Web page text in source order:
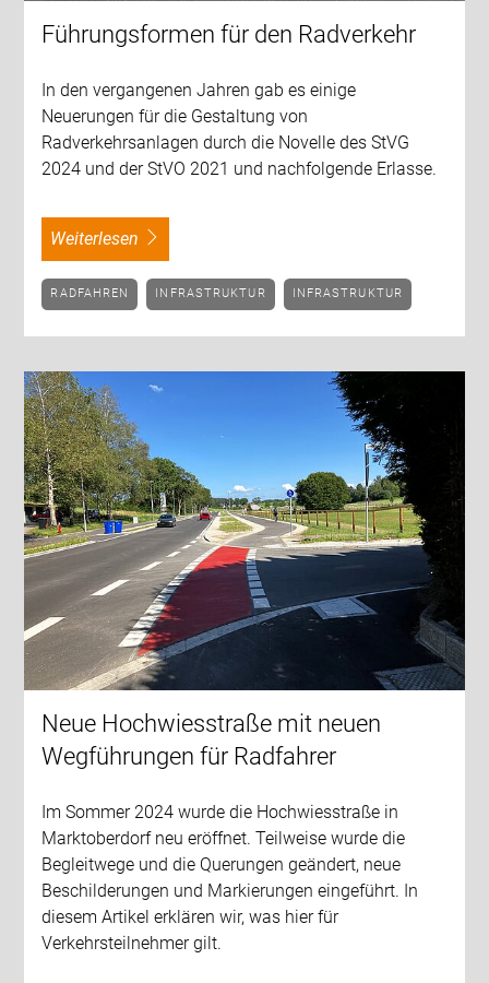
Führungsformen für den Radverkehr
In den vergangenen Jahren gab es einige
Neuerungen für die Gestaltung von
Radverkehrsanlagen durch die Novelle des StVG
2024 und der StVO 2021 und nachfolgende Erlasse.
weiterlesen
RADFAHREN INFRASTRUKTUR INFRASTRUKTUR
Neue Hochwiesstraße mit neuen
Wegführungen für Radfahrer
Im Sommer 2024 wurde die Hochwiesstraße in
Marktoberdorf neu eröffnet. Teilweise wurde die
Begleitwege und die Querungen geändert, neue
Beschilderungen und Markierungen eingeführt. In
diesem Artikel erklären wir, was hier für
Verkehrsteilnehmer gilt.